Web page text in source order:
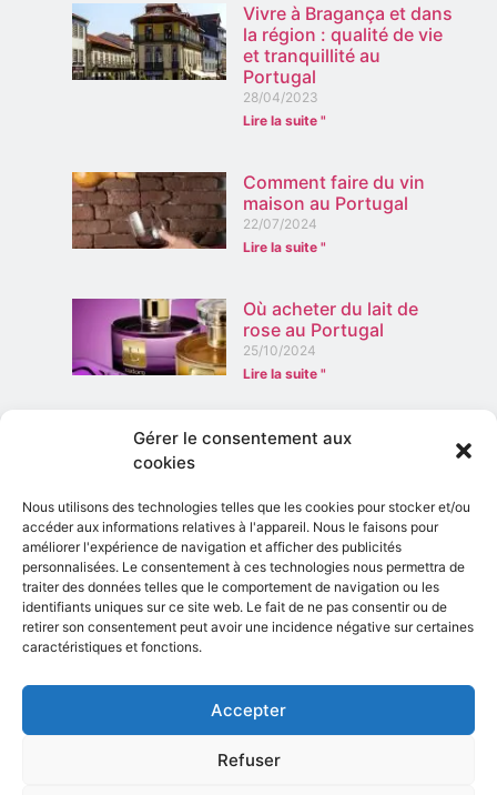
Gérer le consentement aux
cookies
Nous utilisons des technologies telles que les cookies pour stocker et/ou
accéder aux informations relatives à l'appareil. Nous le faisons pour
améliorer l'expérience de navigation et afficher des publicités
personnalisées. Le consentement à ces technologies nous permettra de
traiter des données telles que le comportement de navigation ou les
identifiants uniques sur ce site web. Le fait de ne pas consentir ou de
retirer son consentement peut avoir une incidence négative sur certaines
caractéristiques et fonctions.
Accepter
Refuser
Vivre à Bragança et dans
la région : qualité de vie
et tranquillité au
Portugal
28/04/2023
Lire la suite "
Comment faire du vin
maison au Portugal
22/07/2024
Lire la suite "
Où acheter du lait de
rose au Portugal
25/10/2024
Lire la suite "
Conseils spécialisés pour les immigrants au
Portugal
Lire la suite "
Apprenez à
accompagner votre
morue portugaise avec
de délicieux vins
Restez à l'écoute